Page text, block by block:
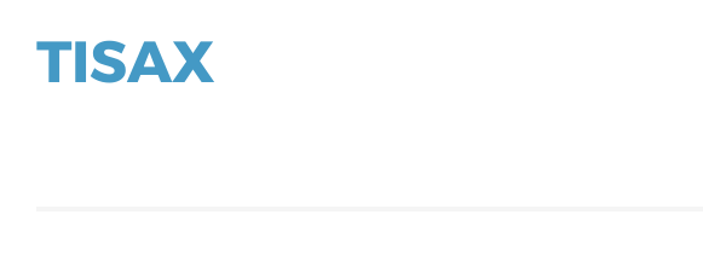
TISAX